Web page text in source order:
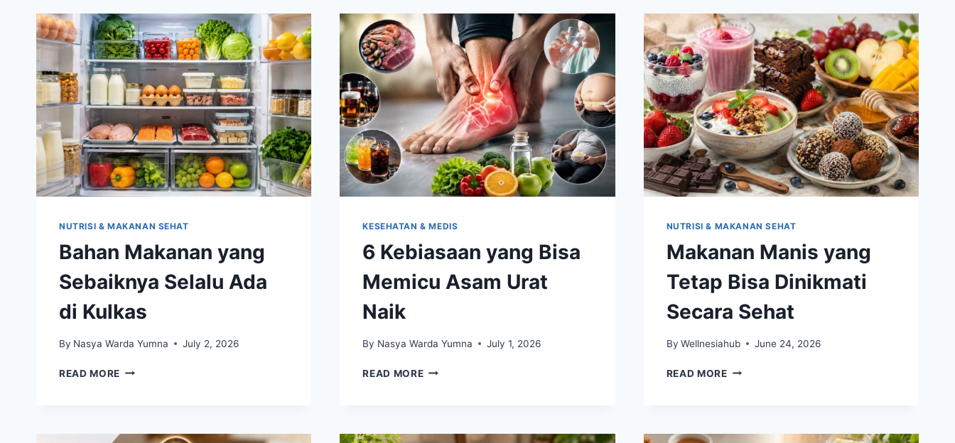
BERAT
GAR
TETAP
KUAT
SEPANJANG
USIA
NUTRISI & MAKANAN SEHAT
Bahan Makanan yang
Sebaiknya Selalu Ada
di Kulkas
By Nasya Warda Yumna July 2, 2026
READ MORE BAHAN
KESEHATAN & MEDIS
6 Kebiasaan yang Bisa
Memicu Asam Urat
Naik
By Nasya Warda Yumna July 1, 2026
READ MORE6
NUTRISI & MAKANAN SEHAT
Makanan Manis yang
Tetap Bisa Dinikmati
Secara Sehat
By Wellnesiahub June 24, 2026
READ MOREMAKANAN